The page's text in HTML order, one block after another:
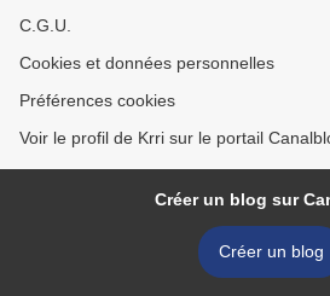
C.G.U.
Cookies et données personnelles
Préférences cookies
Voir le profil de Krri sur le portail
Créer un blog sur
Créer un blog